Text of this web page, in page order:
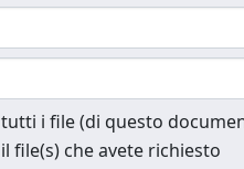
tutti i file (di questo
il file(s) che avete richiesto